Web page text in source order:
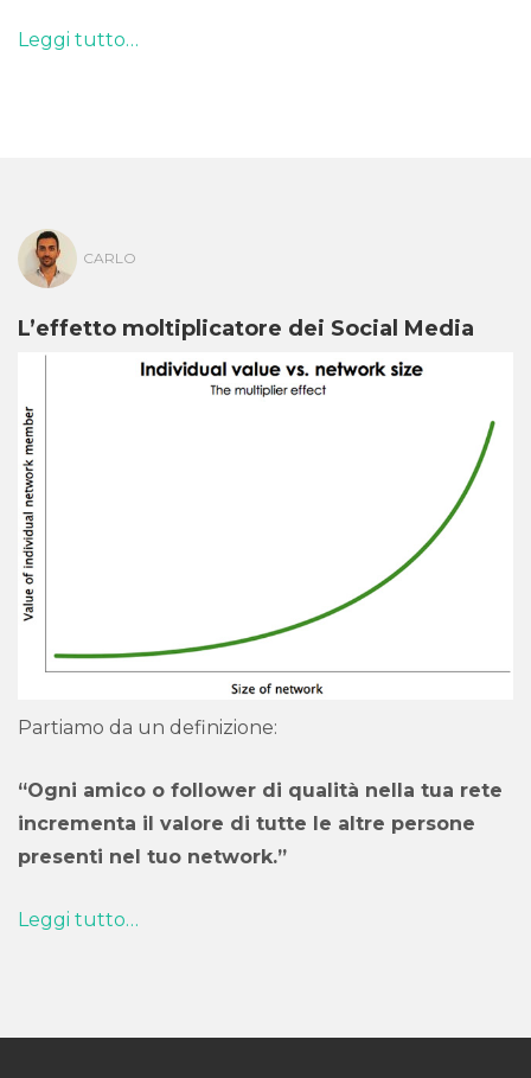
Leggi tutto…
CARLO
L’effetto moltiplicatore dei Social Media
Partiamo da un definizione:
“Ogni amico o follower di qualità nella tua rete
incrementa il valore di tutte le altre persone
presenti nel tuo network.”
Leggi tutto…